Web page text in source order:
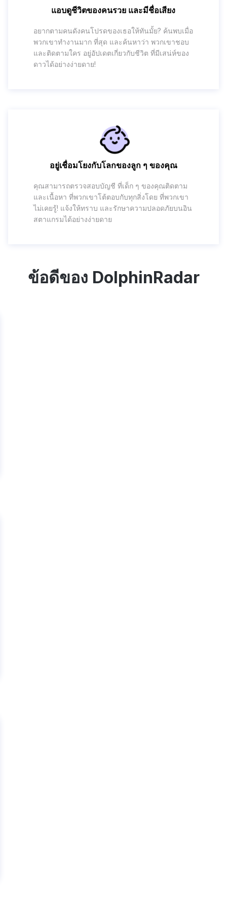
แอบดูชีวิตของคนรวย และมีชื่อเสียง
อยากตามคนดังคนโปรดของเธอให้ทันมั้ย? ค้นพบเมื่อ
พวกเขาทำงานมาก ที่สุด และค้นหาว่า พวกเขาชอบ
และติดตามใคร อยู่อัปเดตเกี่ยวกับชีวิต ที่มีเสน่ห์ของ
ดาวได้อย่างง่ายดาย!
อยู่เชื่อมโยงกับโลกของลูก ๆ ของคุณ
คุณสามารถตรวจสอบบัญชี ที่เด็ก ๆ ของคุณติดตาม
และเนื้อหา ที่พวกเขาโต้ตอบกับทุกสิ่งโดย ที่พวกเขา
ไม่เคยรู้! แจ้งให้ทราบ และรักษาความปลอดภัยบนอิน
สตาแกรมได้อย่างง่ายดาย
ข้อดีของ DolphinRadar